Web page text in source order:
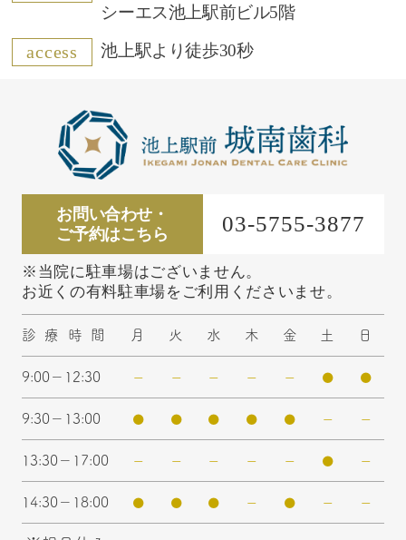
シーエス池上駅前ビル5階
access 池上駅より徒歩30秒
お問い合わせ・
ご予約はこちら
03-5755-3877
※当院に駐車場はございません。
お近くの有料駐車場をご利用くださいませ。
診療時間 月 火 水 木 金 土 日
9:00－12:30 ー ー ー ー ー ● ●
9:30－13:00 ● ● ● ● ● ー ー
13:30－17:00 ー ー ー ー ー ● ー
14:30－18:00 ● ● ● ー ● ー ー